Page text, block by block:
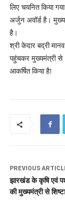
लिए चयनित किया
अर्जुन अवॉर्ड है।
है।
श्री केदार बद्री
पहुंचकर मुख्यमंत्री से
आकर्षित किया है!
PREVIOUS
झारखंड के कृषि एवं
की मुख्यमंत्री से